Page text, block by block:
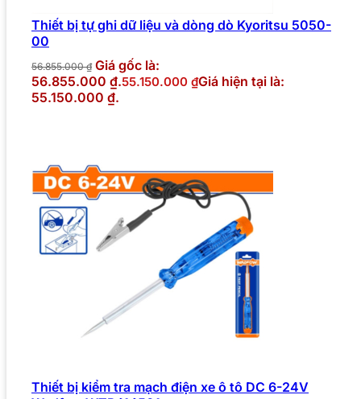
Thiết bị tự ghi dữ liệu và dòng dò Kyoritsu 5050-
00
56.855.000₫ Giá gốc là:
56.855.000 ₫.55.150.000 ₫Giá hiện tại là:
55.150.000 ₫.
Thiết bị kiểm tra mạch điện xe ô tô DC 6-24V